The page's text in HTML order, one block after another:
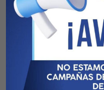
Conservación y
de trabajos digitales